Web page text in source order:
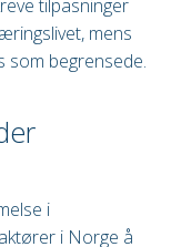
tilpasninger
mens
som begrensede.
i
i Norge å